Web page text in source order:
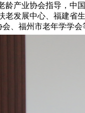
产业协会指导，中
老发展中心、福建
、福州市老年学学会